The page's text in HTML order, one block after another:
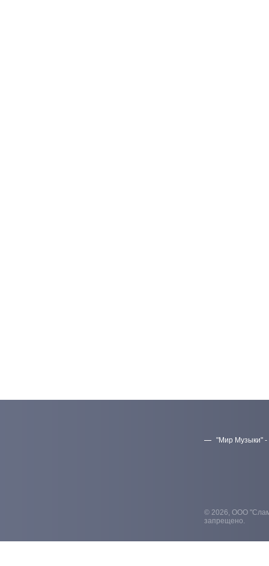
"Мир Музыки" -
© 2026, ООО
запрещено.